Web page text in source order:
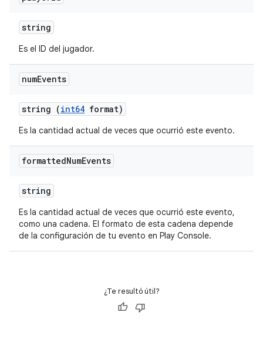
string
Es el ID del jugador.
numEvents
string (int64 format)
Es la cantidad actual de veces que ocurrió este evento.
formattedNumEvents
string
Es la cantidad actual de veces que ocurrió este evento,
como una cadena. El formato de esta cadena depende
de la configuración de tu evento en Play Console.
¿Te resultó útil?